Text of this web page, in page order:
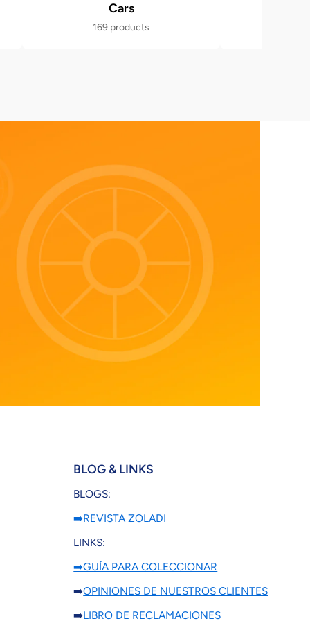
Cars
169 products
BLOG & LINKS
BLOGS:
➡️REVISTA ZOLADI
LINKS:
➡️GUÍA PARA COLECCIONAR
➡️OPINIONES DE NUESTROS CLIENTES
➡️LIBRO DE RECLAMACIONES